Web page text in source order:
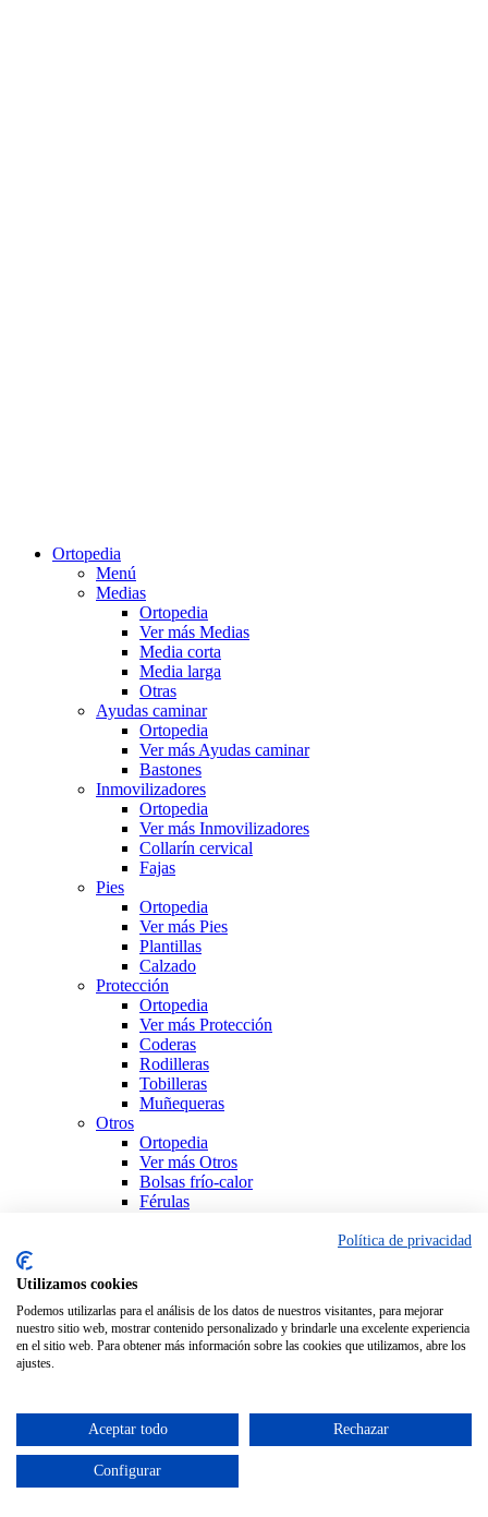
Ortopedia
Menú
Medias
Ortopedia
Ver más Medias
Media corta
Media larga
Otras
Ayudas caminar
Ortopedia
Ver más Ayudas caminar
Bastones
Inmovilizadores
Ortopedia
Ver más Inmovilizadores
Collarín cervical
Fajas
Pies
Ortopedia
Ver más Pies
Plantillas
Calzado
Protección
Ortopedia
Ver más Protección
Coderas
Rodilleras
Tobilleras
Muñequeras
Otros
Ortopedia
Ver más Otros
Bolsas frío-calor
Férulas
Política de privacidad
Utilizamos cookies
Podemos utilizarlas para el análisis de los datos de nuestros visitantes, para mejorar
nuestro sitio web, mostrar contenido personalizado y brindarle una excelente experiencia
en el sitio web. Para obtener más información sobre las cookies que utilizamos, abre los
ajustes.
Aceptar todo Rechazar
Configurar